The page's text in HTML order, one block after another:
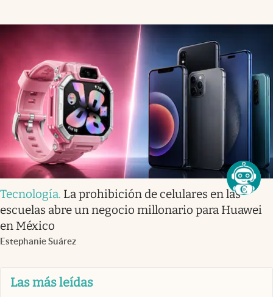
Tecnología. La prohibición de celulares en las
escuelas abre un negocio millonario para Huawei
en México
Estephanie Suárez
Las más leídas